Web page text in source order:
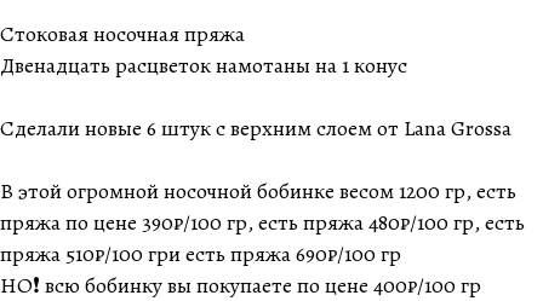
Стоковая носочная пряжа
Двенадцать расцветок намотаны на 1 конус
Сделали новые 6 штук с верхним слоем от Lana Grossa
В этой огромной носочной бобинке весом 1200 гр, есть
пряжа по цене 390₽/100 гр, есть пряжа 480₽/100 гр, есть
пряжа 510₽/100 гри есть пряжа 690₽/100 гр
НО❗️ всю бобинку вы покупаете по цене 400₽/100 гр